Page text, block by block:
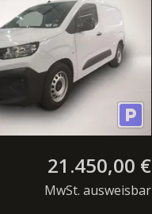
PDC v+h
21.450,00 €
MwSt. ausweisbar